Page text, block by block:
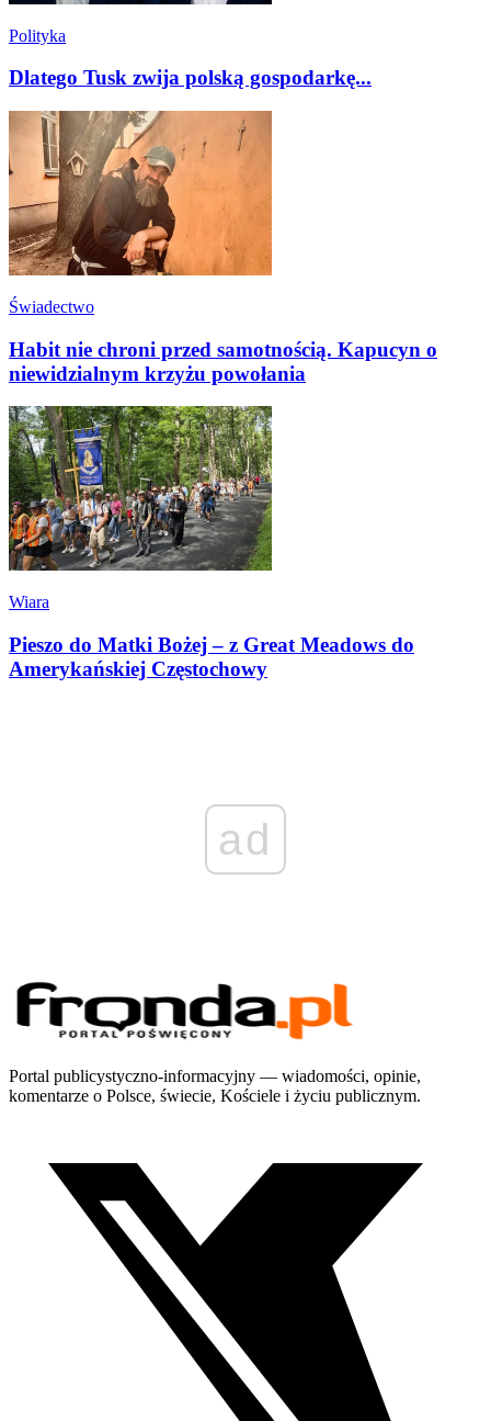
Polityka
Dlatego Tusk zwija polską gospodarkę...
Świadectwo
Habit nie chroni przed samotnością. Kapucyn o
niewidzialnym krzyżu powołania
Wiara
Pieszo do Matki Bożej – z Great Meadows do
Amerykańskiej Częstochowy
ad
Portal publicystyczno-informacyjny — wiadomości, opinie,
komentarze o Polsce, świecie, Kościele i życiu publicznym.